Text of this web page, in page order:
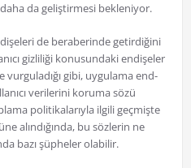
da geliştirmesi bekleniyor.
de beraberinde getirdiğini
gizliliği konusundaki endişeler
vurguladığı gibi, uygulama end-
verilerini koruma sözü
politikalarıyla ilgili geçmişte
alındığında, bu sözlerin ne
bazı şüpheler olabilir.